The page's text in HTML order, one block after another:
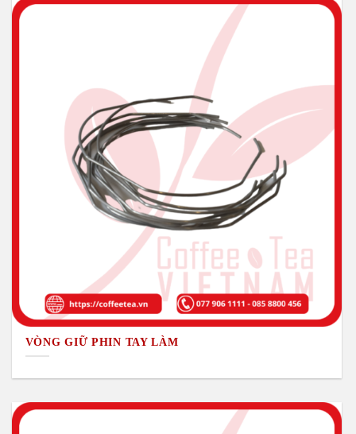
VÒNG GIỮ PHIN TAY LÀM